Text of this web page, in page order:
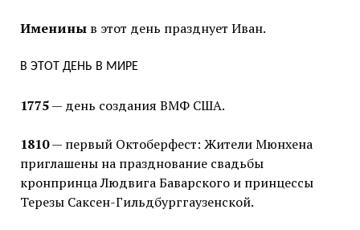
Имениныв этот день празднует Иван.
В ЭТОТ ДЕНЬ В МИРЕ
1775— день создания ВМФ США.
1810— первый Октоберфест: Жители Мюнхена
приглашены на празднование свадьбы
кронпринца Людвига Баварского и принцессы
Терезы Саксен-Гильдбурггаузенской.